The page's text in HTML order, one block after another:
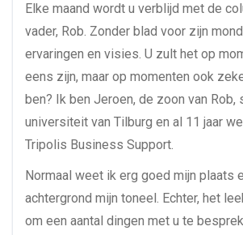
Elke maand wordt u verblijd met de
vader, Rob. Zonder blad voor zijn
ervaringen en visies. U zult het op
eens zijn, maar op momenten ook
ben? Ik ben Jeroen, de zoon van Rob,
universiteit van Tilburg en al 11 jaar
Tripolis Business Support.
Normaal weet ik erg goed mijn plaats
achtergrond mijn toneel. Echter, het
om een aantal dingen met u te